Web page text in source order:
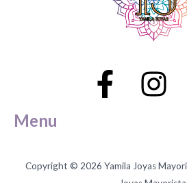
Menu
Copyright © 2026 Yamila Joyas